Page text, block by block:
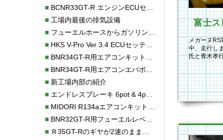
富士ス
メガーヌRS
中、走行し
氏と青木孝
イギリス
■BCNR33GT-R エンジンECUセッティング調整
■工場内最後の排気設備
■フューエルホースからガソリン漏れ
■HKS V-Pro Ver 3.4 ECUセッティング
■BNR34GT-R用エアコンキット新発売！！
■BNR34GT-R用エアコンエバポレーターを新発売！！
■新工場内部の紹介
■エンドレスブレーキ 6pot & 4potオーバーホール
■MIDORI R134aエアコンキットタイプⅡ取り付け
■BNR32GT-R用フューエルレベルセンサー新発売！！
■Ｒ35GT-Rのギヤが2速のまま変速しない！！